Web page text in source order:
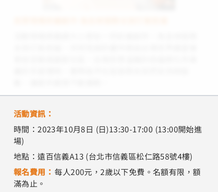
活動資訊：
時間：2023年10月8日 (日)13:30-17:00 (13:00開始進
場)
地點：遠百信義A13 (台北市信義區松仁路58號4樓)
報名費用： 每人200元，2歲以下免費。名額有限，額
滿為止。